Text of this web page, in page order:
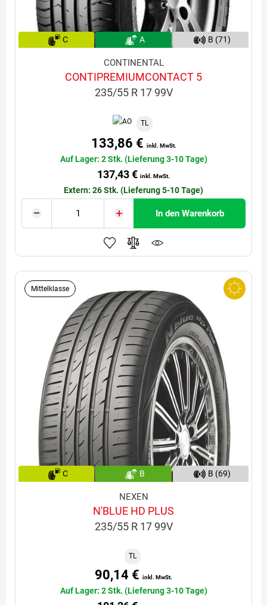
C A B (71)
CONTINENTAL
CONTIPREMIUMCONTACT 5
235/55 R 17 99V
TL
133,86 € inkl. MwSt.
Auf Lager: 2 Stk. (Lieferung 3-10 Tage)
137,43 € inkl. MwSt.
Extern: 26 Stk. (Lieferung 5-10 Tage)
In den Warenkorb
Mittelklasse
C B B (69)
NEXEN
N'BLUE HD PLUS
235/55 R 17 99V
TL
90,14 € inkl. MwSt.
Auf Lager: 2 Stk. (Lieferung 3-10 Tage)